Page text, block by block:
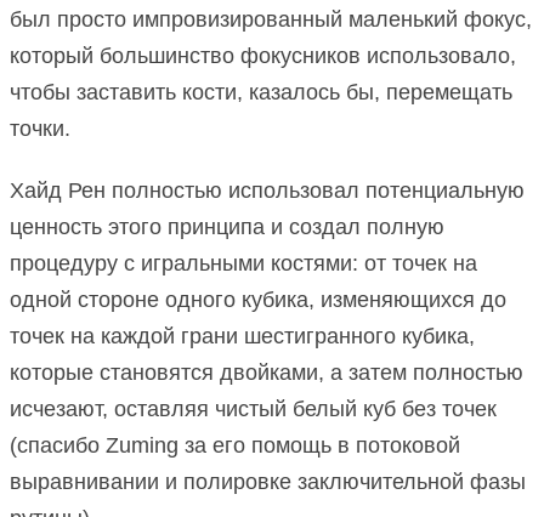
был просто импровизированный маленький фокус,
который большинство фокусников использовало,
чтобы заставить кости, казалось бы, перемещать
точки.
Хайд Рен полностью использовал потенциальную
ценность этого принципа и создал полную
процедуру с игральными костями: от точек на
одной стороне одного кубика, изменяющихся до
точек на каждой грани шестигранного кубика,
которые становятся двойками, а затем полностью
исчезают, оставляя чистый белый куб без точек
(спасибо Zuming за его помощь в потоковой
выравнивании и полировке заключительной фазы